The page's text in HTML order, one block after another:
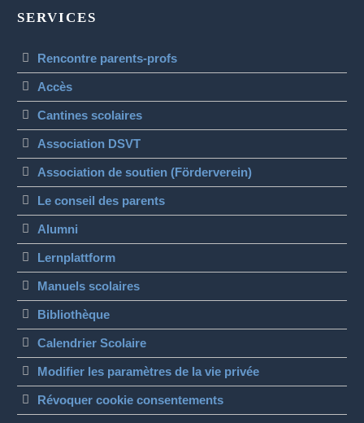
SERVICES
Rencontre parents-profs
Accès
Cantines scolaires
Association DSVT
Association de soutien (Förderverein)
Le conseil des parents
Alumni
Lernplattform
Manuels scolaires
Bibliothèque
Calendrier Scolaire
Modifier les paramètres de la vie privée
Révoquer cookie consentements